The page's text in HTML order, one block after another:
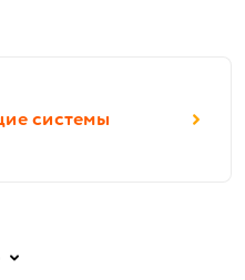
системы